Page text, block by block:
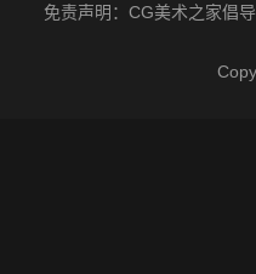
免责声明： CG美术之家倡